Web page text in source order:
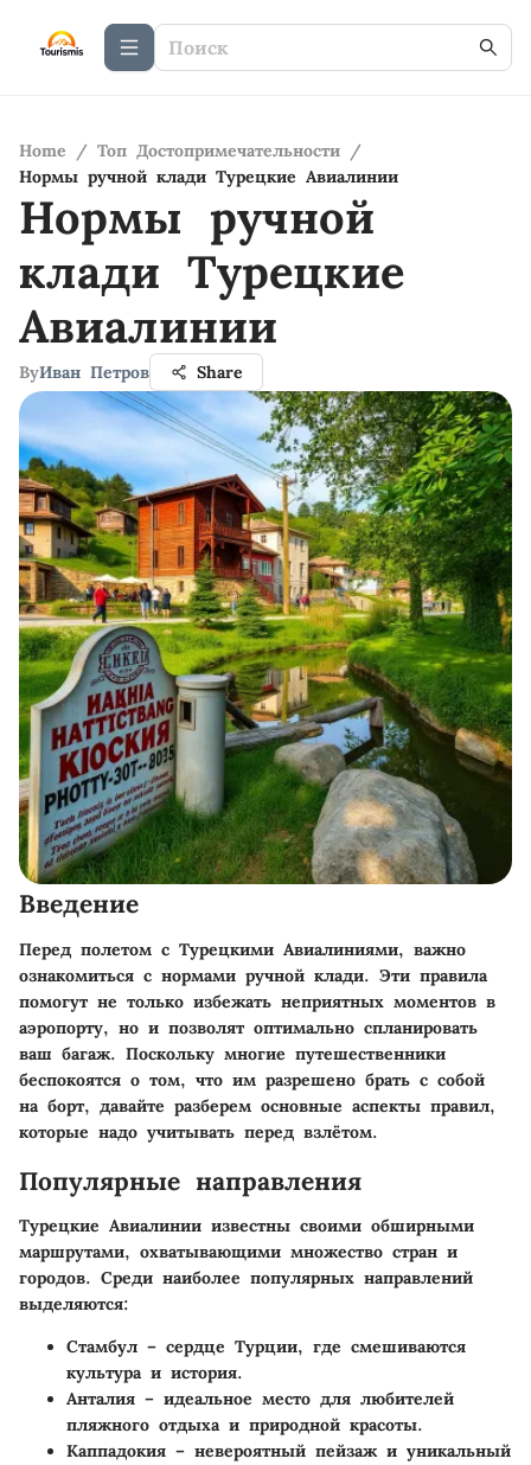
Home / Топ Достопримечательности /
Нормы ручной клади Турецкие Авиалинии
Нормы ручной
клади Турецкие
Авиалинии
ByИван Петров Share
Введение
Перед полетом с Турецкими Авиалиниями, важно
ознакомиться с нормами ручной клади. Эти правила
помогут не только избежать неприятных моментов в
аэропорту, но и позволят оптимально спланировать
ваш багаж. Поскольку многие путешественники
беспокоятся о том, что им разрешено брать с собой
на борт, давайте разберем основные аспекты правил,
которые надо учитывать перед взлётом.
Популярные направления
Турецкие Авиалинии известны своими обширными
маршрутами, охватывающими множество стран и
городов. Среди наиболее популярных направлений
выделяются:
Стамбул – сердце Турции, где смешиваются
культура и история.
Анталия – идеальное место для любителей
пляжного отдыха и природной красоты.
Каппадокия – невероятный пейзаж и уникальный